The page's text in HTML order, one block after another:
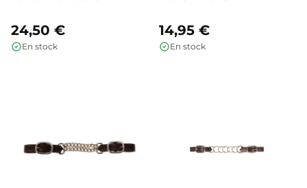
24,50 €
En stock
14,95 €
En stock